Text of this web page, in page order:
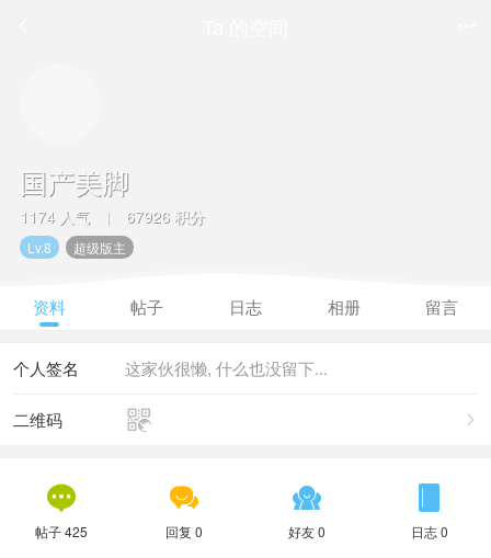
国产美脚
1174 人气 | 67926 积分
Lv.8 超级版主
资料 帖子 日志 相册 留言
这家伙很懒, 什么也没留下...
个人签名


二维码

帖子 425

回复 0

好友 0

日志 0